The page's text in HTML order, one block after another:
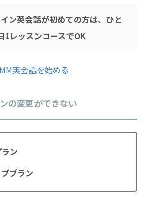
ン英会話が初めての方は、ひと
1レッスンコースでOK
英会話を始める
の変更ができない
ン
プラン